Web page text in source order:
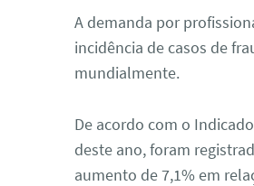
A demanda por
incidência de casos de
mundialmente.
De acordo com o
deste ano, foram
aumento de 7,1% em